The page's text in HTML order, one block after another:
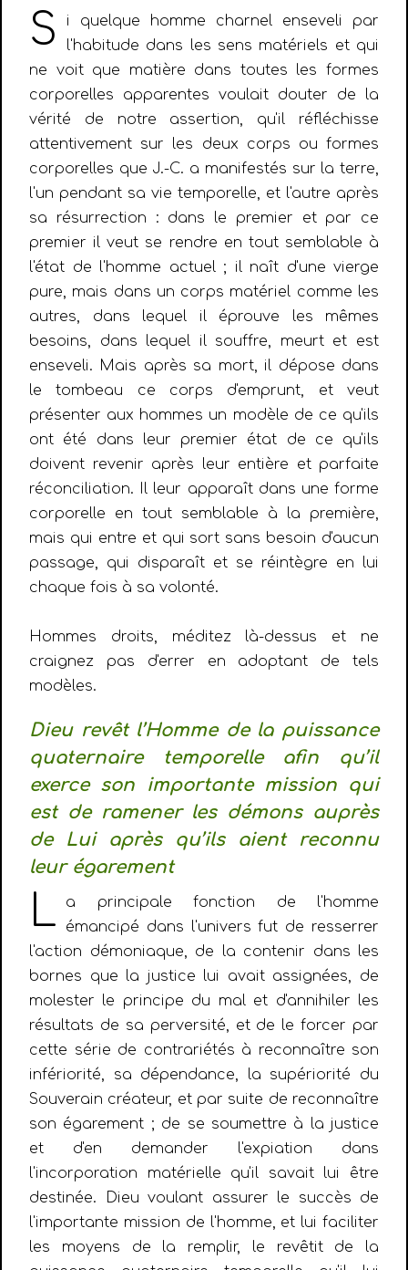
S
i quelque homme charnel enseveli par
l'habitude dans les sens matériels et qui
ne voit que matière dans toutes les formes
corporelles apparentes voulait douter de la
vérité de notre assertion, qu'il réfléchisse
attentivement sur les deux corps ou formes
corporelles que J.-C. a manifestés sur la terre,
l'un pendant sa vie temporelle, et l'autre après
sa résurrection : dans le premier et par ce
premier il veut se rendre en tout semblable à
l'état de l'homme actuel ; il naît d'une vierge
pure, mais dans un corps matériel comme les
autres, dans lequel il éprouve les mêmes
besoins, dans lequel il souffre, meurt et est
enseveli. Mais après sa mort, il dépose dans
le tombeau ce corps d'emprunt, et veut
présenter aux hommes un modèle de ce qu'ils
ont été dans leur premier état de ce qu'ils
doivent revenir après leur entière et parfaite
réconciliation. Il leur apparaît dans une forme
corporelle en tout semblable à la première,
mais qui entre et qui sort sans besoin d'aucun
passage, qui disparaît et se réintègre en lui
chaque fois à sa volonté.
Hommes droits, méditez là-dessus et ne
craignez pas d'errer en adoptant de tels
modèles.
Dieu revêt l’Homme de la puissance
quaternaire temporelle afin qu’il
exerce son importante mission qui
est de ramener les démons auprès
de Lui après qu’ils aient reconnu
leur égarement
L
a principale fonction de l'homme
émancipé dans l'univers fut de resserrer
l'action démoniaque, de la contenir dans les
bornes que la justice lui avait assignées, de
molester le principe du mal et d'annihiler les
résultats de sa perversité, et de le forcer par
cette série de contrariétés à reconnaître son
infériorité, sa dépendance, la supériorité du
Souverain créateur, et par suite de reconnaître
son égarement ; de se soumettre à la justice
et d'en demander l'expiation dans
l'incorporation matérielle qu'il savait lui être
destinée. Dieu voulant assurer le succès de
l'importante mission de l'homme, et lui faciliter
les moyens de la remplir, le revêtit de la